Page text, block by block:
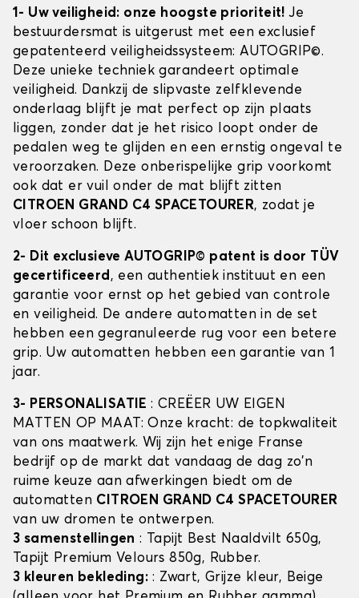
1- Uw veiligheid: onze hoogste prioriteit!Je
bestuurdersmat is uitgerust met een exclusief
gepatenteerd veiligheidssysteem: AUTOGRIP©.
Deze unieke techniek garandeert optimale
veiligheid. Dankzij de slipvaste zelfklevende
onderlaag blijft je mat perfect op zijn plaats
liggen, zonder dat je het risico loopt onder de
pedalen weg te glijden en een ernstig ongeval te
veroorzaken. Deze onberispelijke grip voorkomt
ook dat er vuil onder de mat blijft zitten
CITROEN GRAND C4 SPACETOURER, zodat je
vloer schoon blijft.
2- Dit exclusieve AUTOGRIP© patent is door TÜV
gecertificeerd, een authentiek instituut en een
garantie voor ernst op het gebied van controle
en veiligheid. De andere automatten in de set
hebben een gegranuleerde rug voor een betere
grip. Uw automatten hebben een garantie van 1
jaar.
3- PERSONALISATIE: CREËER UW EIGEN
MATTEN OP MAAT: Onze kracht: de topkwaliteit
van ons maatwerk. Wij zijn het enige Franse
bedrijf op de markt dat vandaag de dag zo'n
ruime keuze aan afwerkingen biedt om de
automatten CITROEN GRAND C4 SPACETOURER
van uw dromen te ontwerpen.
3 samenstellingen : Tapijt Best Naaldvilt 650g,
Tapijt Premium Velours 850g, Rubber.
3 kleuren bekleding: : Zwart, Grijze kleur, Beige